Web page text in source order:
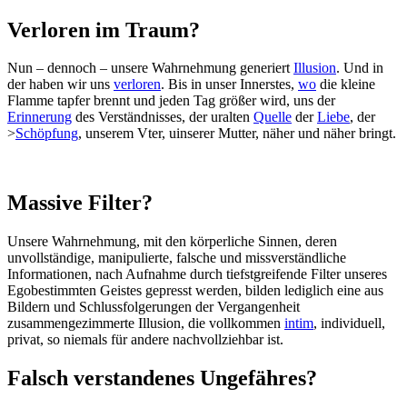
Verloren im Traum?
Nun – dennoch – unsere Wahrnehmung generiertIllusion. Und in
der haben wir uns verloren. Bis in unser Innerstes, wo die kleine
Flamme tapfer brennt und jeden Tag größer wird, uns der
Erinnerung des Verständnisses, der uralten Quelle derLiebe, der
>Schöpfung, unserem Vter, uinserer Mutter, näher und näher bringt.
Massive Filter?
Unsere Wahrnehmung, mit den körperliche Sinnen, deren
unvollständige, manipulierte, falsche und missverständliche
Informationen, nach Aufnahme durch tiefstgreifende Filter unseres
Egobestimmten Geistes gepresst werden, bilden lediglich eine aus
Bildern und Schlussfolgerungen der Vergangenheit
zusammengezimmerte Illusion, die vollkommen intim, individuell,
privat, so niemals für andere nachvollziehbar ist.
Falsch verstandenes Ungefähres?